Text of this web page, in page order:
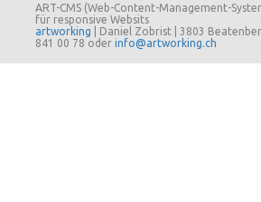
ART-CMS (Web-Content-Management-
für responsive Websits
artworking | Daniel Zobrist | 3803
841 00 78 oder info@artworking.ch